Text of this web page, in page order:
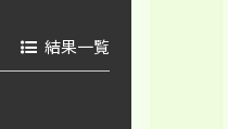
結果一覧